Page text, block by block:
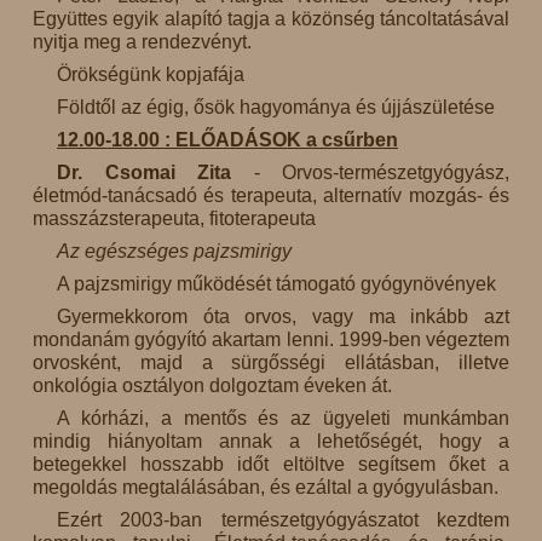
Együttes egyik alapító tagja a közönség táncoltatásával
nyitja meg a rendezvényt.
Örökségünk kopjafája
Földtől az égig, ősök hagyománya és újjászületése
12.00-18.00 : ELŐADÁSOK a csűrben
Dr. Csomai Zita - Orvos-természetgyógyász,
életmód-tanácsadó és terapeuta, alternatív mozgás- és
masszázsterapeuta, fitoterapeuta
Az egészséges pajzsmirigy
A pajzsmirigy működését támogató gyógynövények
Gyermekkorom óta orvos, vagy ma inkább azt
mondanám gyógyító akartam lenni. 1999-ben végeztem
orvosként, majd a sürgősségi ellátásban, illetve
onkológia osztályon dolgoztam éveken át.
A kórházi, a mentős és az ügyeleti munkámban
mindig hiányoltam annak a lehetőségét, hogy a
betegekkel hosszabb időt eltöltve segítsem őket a
megoldás megtalálásában, és ezáltal a gyógyulásban.
Ezért 2003-ban természetgyógyászatot kezdtem